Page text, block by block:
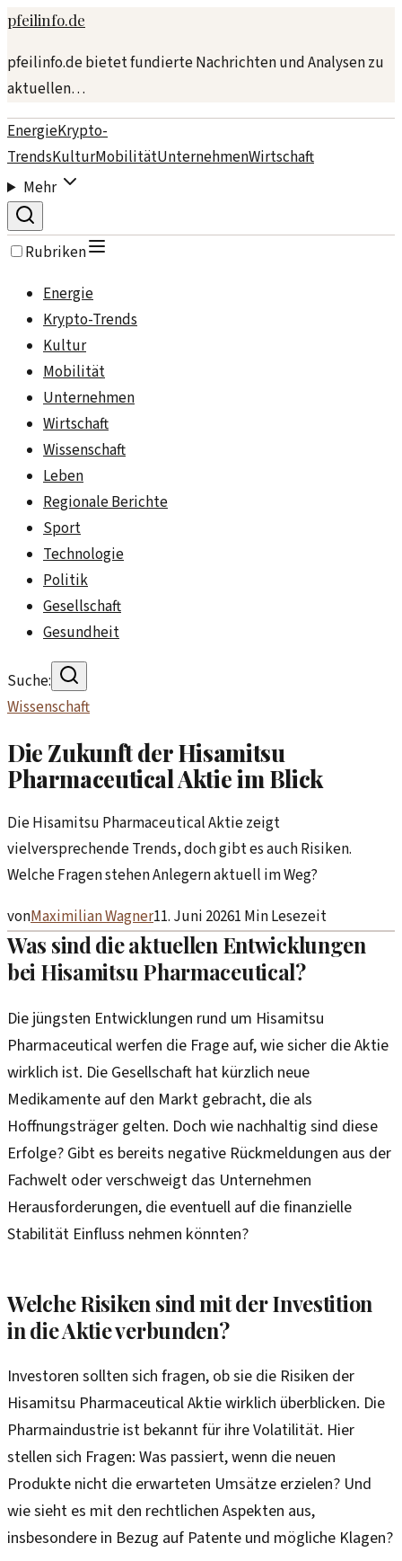
pfeilinfo.de
pfeilinfo.de bietet fundierte Nachrichten und Analysen zu
aktuellen…
EnergieKrypto-
TrendsKulturMobilitätUnternehmenWirtschaft
Mehr
Rubriken
Energie
Krypto-Trends
Kultur
Mobilität
Unternehmen
Wirtschaft
Wissenschaft
Leben
Regionale Berichte
Sport
Technologie
Politik
Gesellschaft
Gesundheit
Suche:
Wissenschaft
Die Zukunft der Hisamitsu
Pharmaceutical Aktie im Blick
Die Hisamitsu Pharmaceutical Aktie zeigt
vielversprechende Trends, doch gibt es auch Risiken.
Welche Fragen stehen Anlegern aktuell im Weg?
vonMaximilian Wagner11. Juni 20261 Min Lesezeit
Was sind die aktuellen Entwicklungen
bei Hisamitsu Pharmaceutical?
Die jüngsten Entwicklungen rund um Hisamitsu
Pharmaceutical werfen die Frage auf, wie sicher die Aktie
wirklich ist. Die Gesellschaft hat kürzlich neue
Medikamente auf den Markt gebracht, die als
Hoffnungsträger gelten. Doch wie nachhaltig sind diese
Erfolge? Gibt es bereits negative Rückmeldungen aus der
Fachwelt oder verschweigt das Unternehmen
Herausforderungen, die eventuell auf die finanzielle
Stabilität Einfluss nehmen könnten?
Welche Risiken sind mit der Investition
in die Aktie verbunden?
Investoren sollten sich fragen, ob sie die Risiken der
Hisamitsu Pharmaceutical Aktie wirklich überblicken. Die
Pharmaindustrie ist bekannt für ihre Volatilität. Hier
stellen sich Fragen: Was passiert, wenn die neuen
Produkte nicht die erwarteten Umsätze erzielen? Und
wie sieht es mit den rechtlichen Aspekten aus,
insbesondere in Bezug auf Patente und mögliche Klagen?